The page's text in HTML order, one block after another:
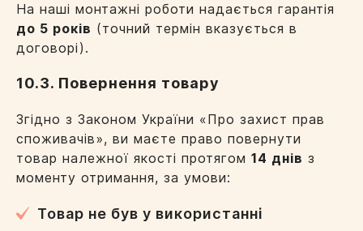
На наші монтажні роботи надається гарантія
до 5 років (точний термін вказується в
договорі).
10.3. Повернення товару
Згідно з Законом України «Про захист прав
споживачів», ви маєте право повернути
товар належної якості протягом 14 днів з
моменту отримання, за умови:
Товар не був у використанні